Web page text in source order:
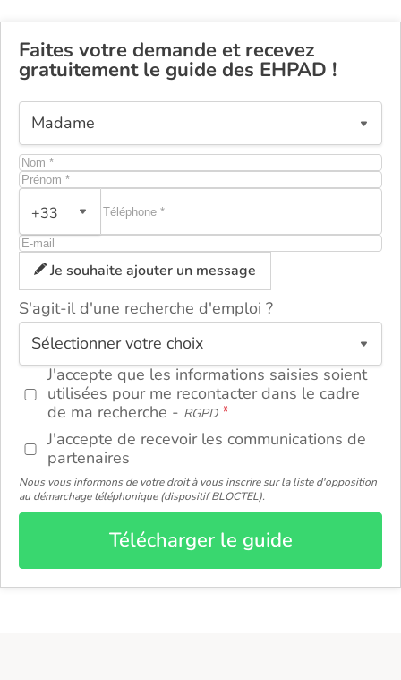
Faites votre demande et recevez
gratuitement le guide des EHPAD !
+33
Je souhaite ajouter un message
S'agit-il d'une recherche d'emploi ?
J'accepte que les informations saisies soient
utilisées pour me recontacter dans le cadre
de ma recherche - RGPD
J'accepte de recevoir les communications de
partenaires
Nous vous informons de votre droit à vous inscrire sur la liste d'opposition
au démarchage téléphonique (dispositif BLOCTEL).
Télécharger le guide
ou